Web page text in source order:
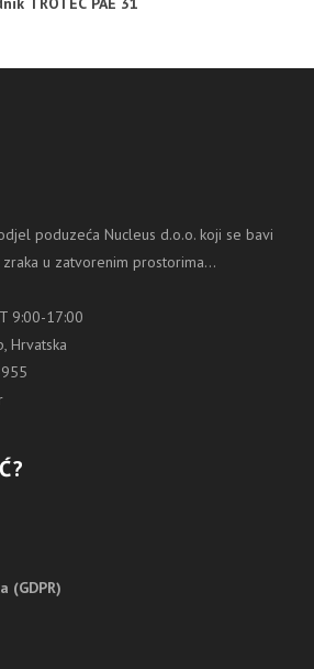
poduzeća Nucleus d.o.o. koji se bavi
u zatvorenim prostorima...
9:00-17:00
Hrvatska